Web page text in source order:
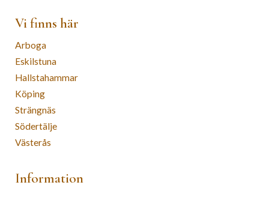
Vi finns här
Arboga
Eskilstuna
Hallstahammar
Köping
Strängnäs
Södertälje
Västerås
Information